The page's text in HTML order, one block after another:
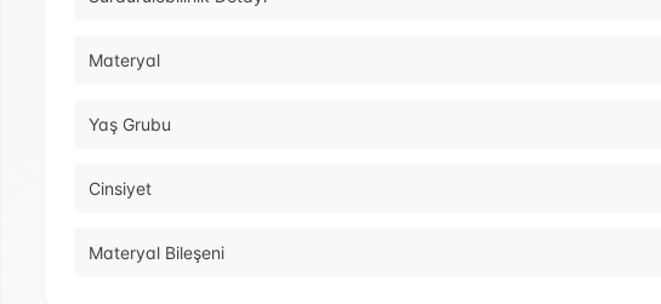
Materyal
Yaş Grubu
Cinsiyet
Materyal Bileşeni